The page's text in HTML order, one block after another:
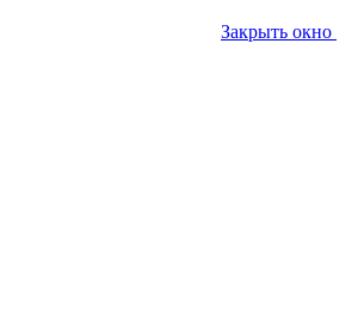
Закрыть окно